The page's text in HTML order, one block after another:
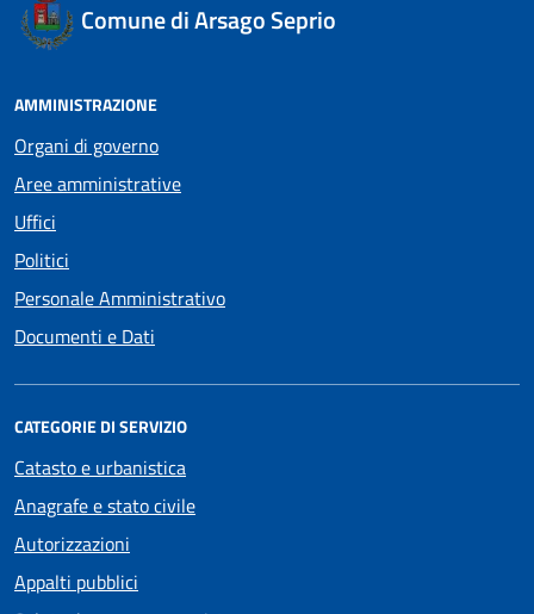
Comune di Arsago Seprio
AMMINISTRAZIONE
Organi di governo
Aree amministrative
Uffici
Politici
Personale Amministrativo
Documenti e Dati
CATEGORIE DI SERVIZIO
Catasto e urbanistica
Anagrafe e stato civile
Autorizzazioni
Appalti pubblici